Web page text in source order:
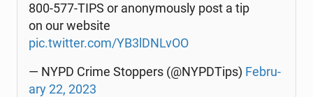
800-577-TIPS or ano­ny­mo­usly post a tip
on our website
pic.twitter.com/YB3lDNLvOO
— NYPD Crime Stop­pers (@NYPD­Tips) Fe­bru­
ary 22, 2023